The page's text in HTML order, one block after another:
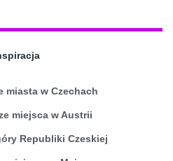
miasta w Czechach
miejsca w Austrii
Republiki Czeskiej